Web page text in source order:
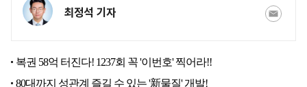
최정석 기자